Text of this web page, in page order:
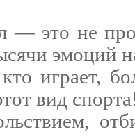
— это не
эмоций
играет,
вид